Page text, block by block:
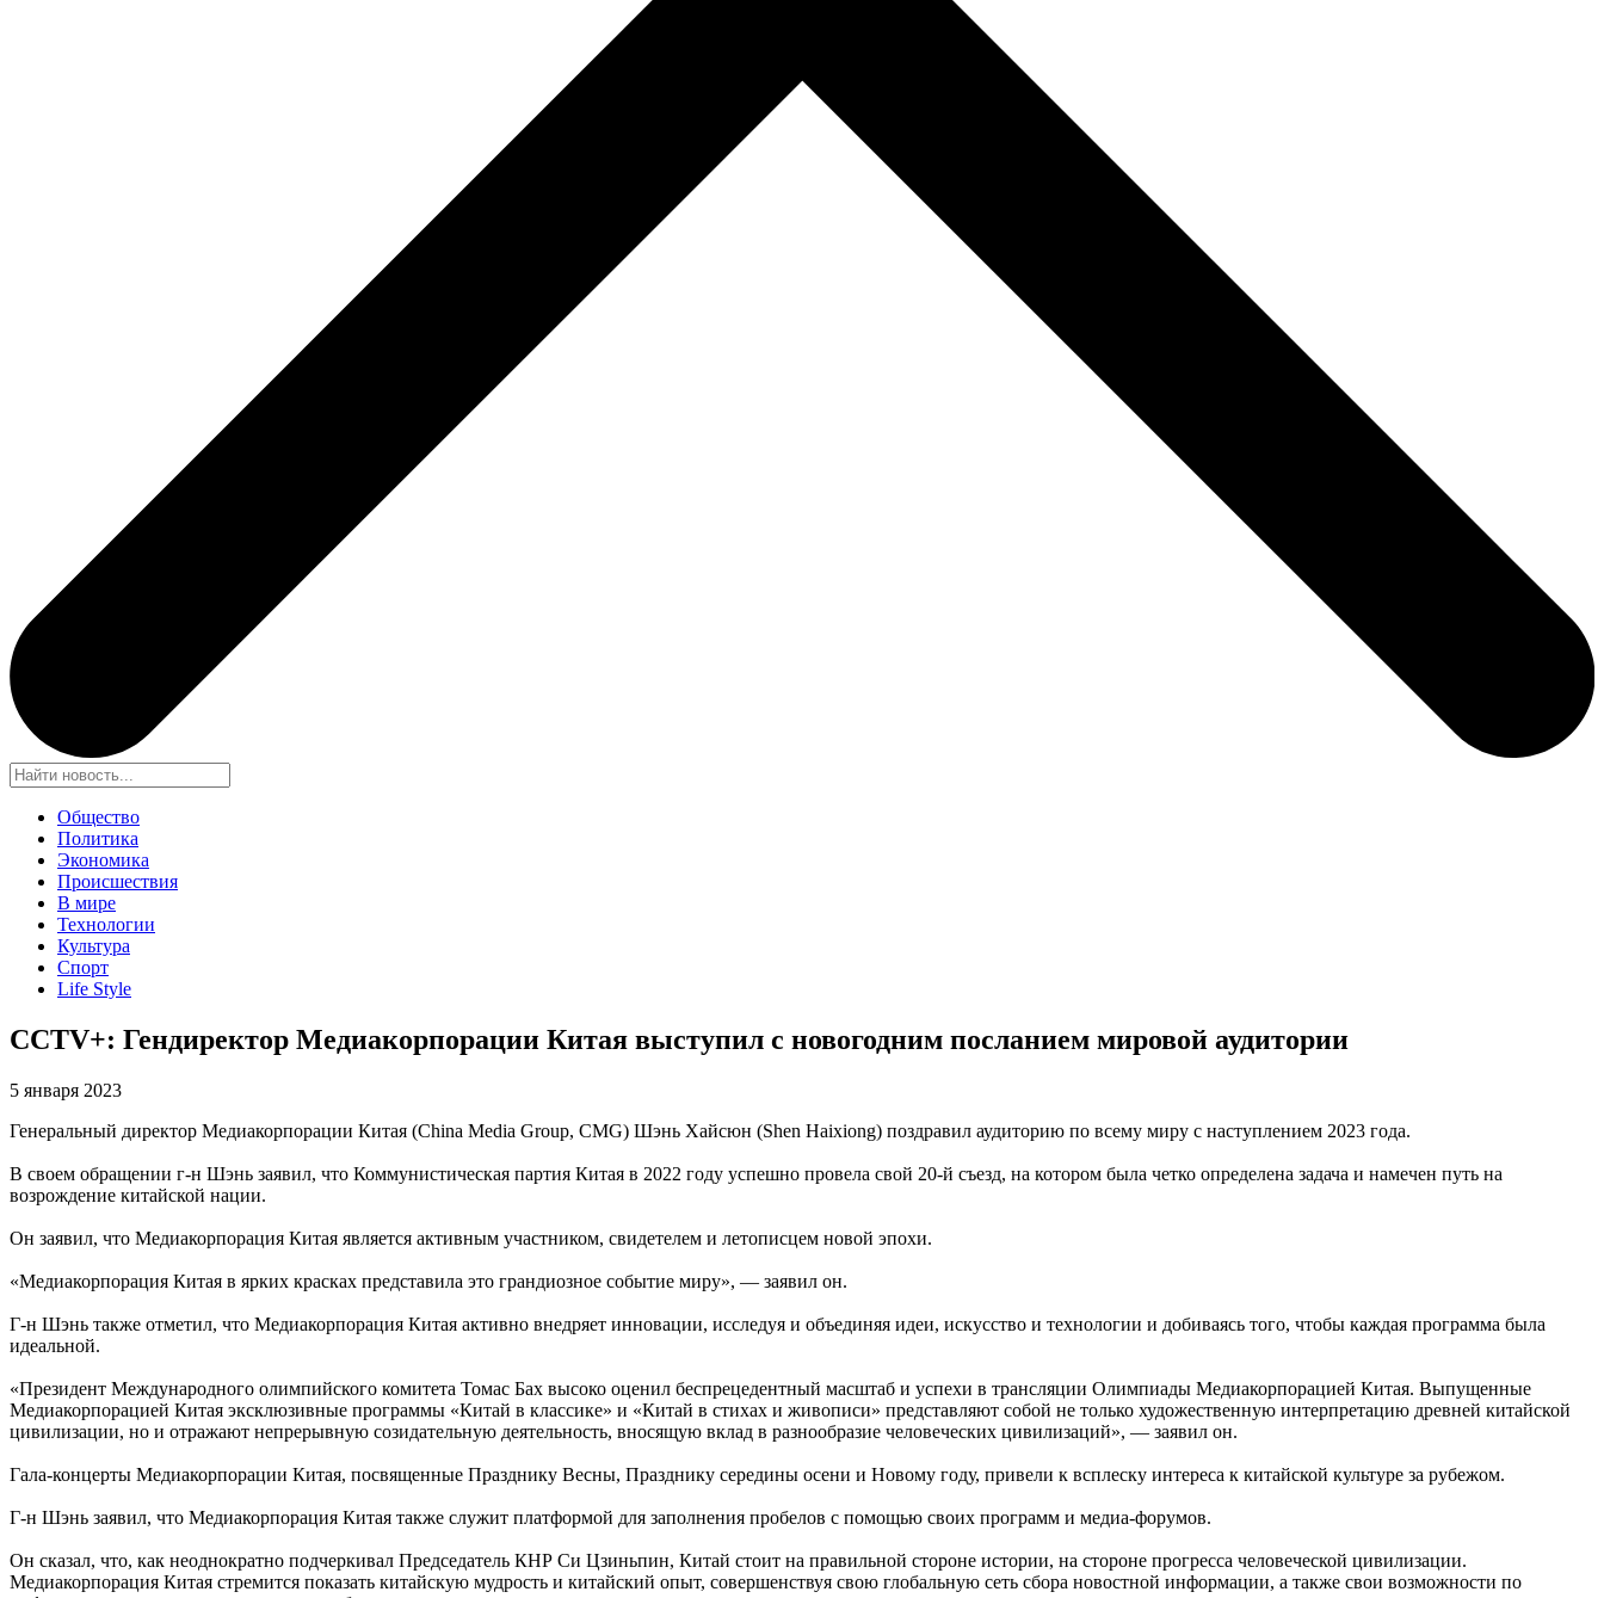
Общество
Политика
Экономика
Происшествия
В мире
Технологии
Культура
Спорт
Life Style
CCTV+: Гендиректор Медиакорпорации Китая выступил с новогодним посланием мировой аудитории
5 января 2023
Генеральный директор Медиакорпорации Китая (China Media Group, CMG) Шэнь Хайсюн (Shen Haixiong) поздравил аудиторию по всему миру с наступлением 2023 года.
В своем обращении г-н Шэнь заявил, что Коммунистическая партия Китая в 2022 году успешно провела свой 20-й съезд, на котором была четко определена задача и намечен путь на
возрождение китайской нации.
Он заявил, что Медиакорпорация Китая является активным участником, свидетелем и летописцем новой эпохи.
«Медиакорпорация Китая в ярких красках представила это грандиозное событие миру», — заявил он.
Г-н Шэнь также отметил, что Медиакорпорация Китая активно внедряет инновации, исследуя и объединяя идеи, искусство и технологии и добиваясь того, чтобы каждая программа была
идеальной.
«Президент Международного олимпийского комитета Томас Бах высоко оценил беспрецедентный масштаб и успехи в трансляции Олимпиады Медиакорпорацией Китая. Выпущенные
Медиакорпорацией Китая эксклюзивные программы «Китай в классике» и «Китай в стихах и живописи» представляют собой не только художественную интерпретацию древней китайской
цивилизации, но и отражают непрерывную созидательную деятельность, вносящую вклад в разнообразие человеческих цивилизаций», — заявил он.
Гала-концерты Медиакорпорации Китая, посвященные Празднику Весны, Празднику середины осени и Новому году, привели к всплеску интереса к китайской культуре за рубежом.
Г-н Шэнь заявил, что Медиакорпорация Китая также служит платформой для заполнения пробелов с помощью своих программ и медиа-форумов.
Он сказал, что, как неоднократно подчеркивал Председатель КНР Си Цзиньпин, Китай стоит на правильной стороне истории, на стороне прогресса человеческой цивилизации.
Медиакорпорация Китая стремится показать китайскую мудрость и китайский опыт, совершенствуя свою глобальную сеть сбора новостной информации, а также свои возможности по